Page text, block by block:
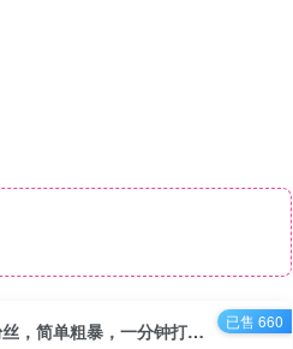
小红书创业秘籍，精准引爆200粉丝，简单粗暴，一分钟打造爆款作品【揭秘】 已售 660